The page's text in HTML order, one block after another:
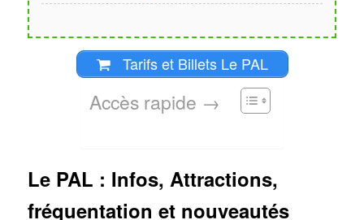
Tarifs et Billets Le PAL
Accès rapide →
Le PAL : Infos, Attractions,
fréquentation et nouveautés